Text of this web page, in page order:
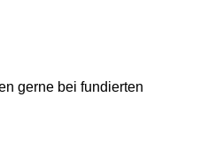
gerne bei fundierten